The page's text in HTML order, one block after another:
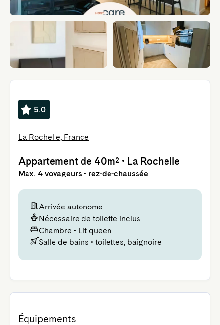
5.0
La Rochelle, France
Appartement de 40m² • La Rochelle
Max. 4 voyageurs • rez-de-chaussée
Arrivée autonome
Nécessaire de toilette inclus
Chambre • Lit queen
Salle de bains • toilettes, baignoire
Équipements